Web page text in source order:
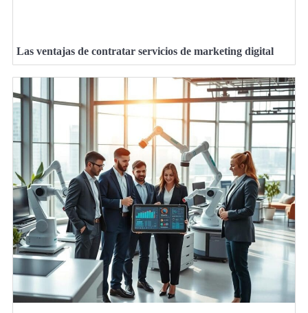
Las ventajas de contratar servicios de marketing digital